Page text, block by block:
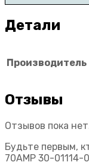
Детали
Производитель
Отзывы
Отзывов пока
Будьте первым,
70AMP 30-01114-